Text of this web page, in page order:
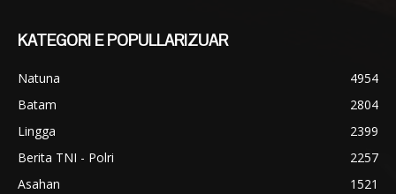
KATEGORI E POPULLARIZUAR
Natuna
4954
Batam
2804
Lingga
2399
Berita TNI - Polri
2257
Asahan
1521